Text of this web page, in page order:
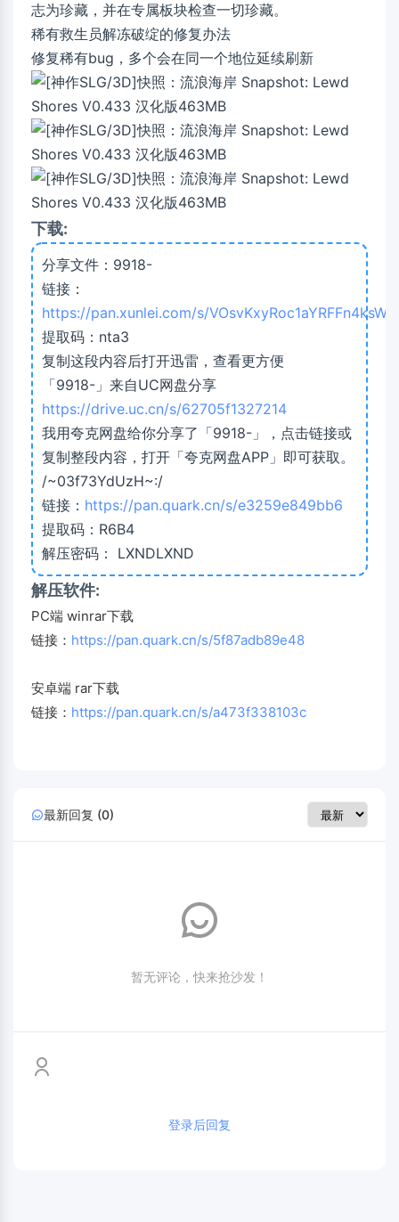
志为珍藏，并在专属板块检查一切珍藏。
稀有救生员解冻破绽的修复办法
修复稀有bug，多个会在同一个地位延续刷新
下载:
分享文件：9918-
链接：
https://pan.xunlei.com/s/
提取码：nta3
复制这段内容后打开迅雷，查看更方便
「9918-」来自UC网盘分享
https://drive.uc.cn/s/62705f1327214
我用夸克网盘给你分享了「9918-」，点击链接或
复制整段内容，打开「夸克网盘APP」即可获取。
/~03f73YdUzH~:/
链接： https://pan.quark.cn/s/e3259e849bb6
提取码：R6B4
解压密码： LXNDLXND
解压软件:
PC端 winrar下载
链接： https://pan.quark.cn/s/5f87adb89e48
安卓端 rar下载
链接： https://pan.quark.cn/s/a473f338103c
最新回复 (0)
暂无评论，快来抢沙发！
登录后回复